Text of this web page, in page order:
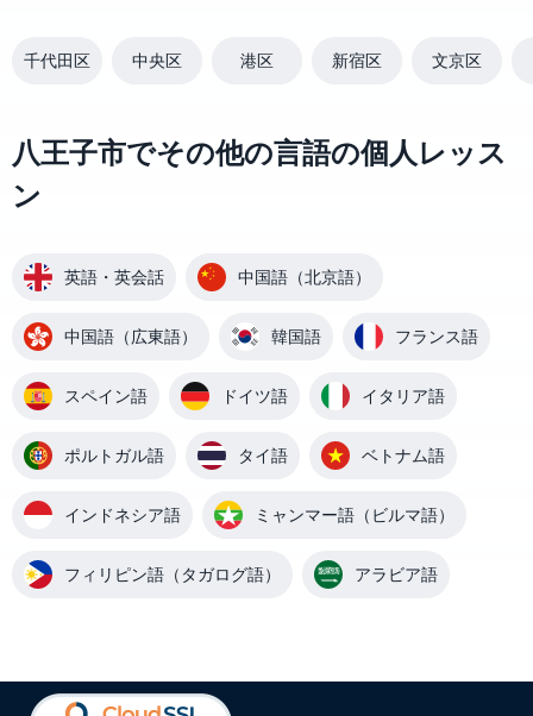
千代田区 中央区 港区 新宿区 文京区
八王子市でその他の言語の個人レッス
ン
英語・英会話 中国語（北京語）
中国語（広東語） 韓国語 フランス語
スペイン語 ドイツ語 イタリア語
ポルトガル語 タイ語 ベトナム語
インドネシア語 ミャンマー語（ビルマ語）
フィリピン語（タガログ語） アラビア語